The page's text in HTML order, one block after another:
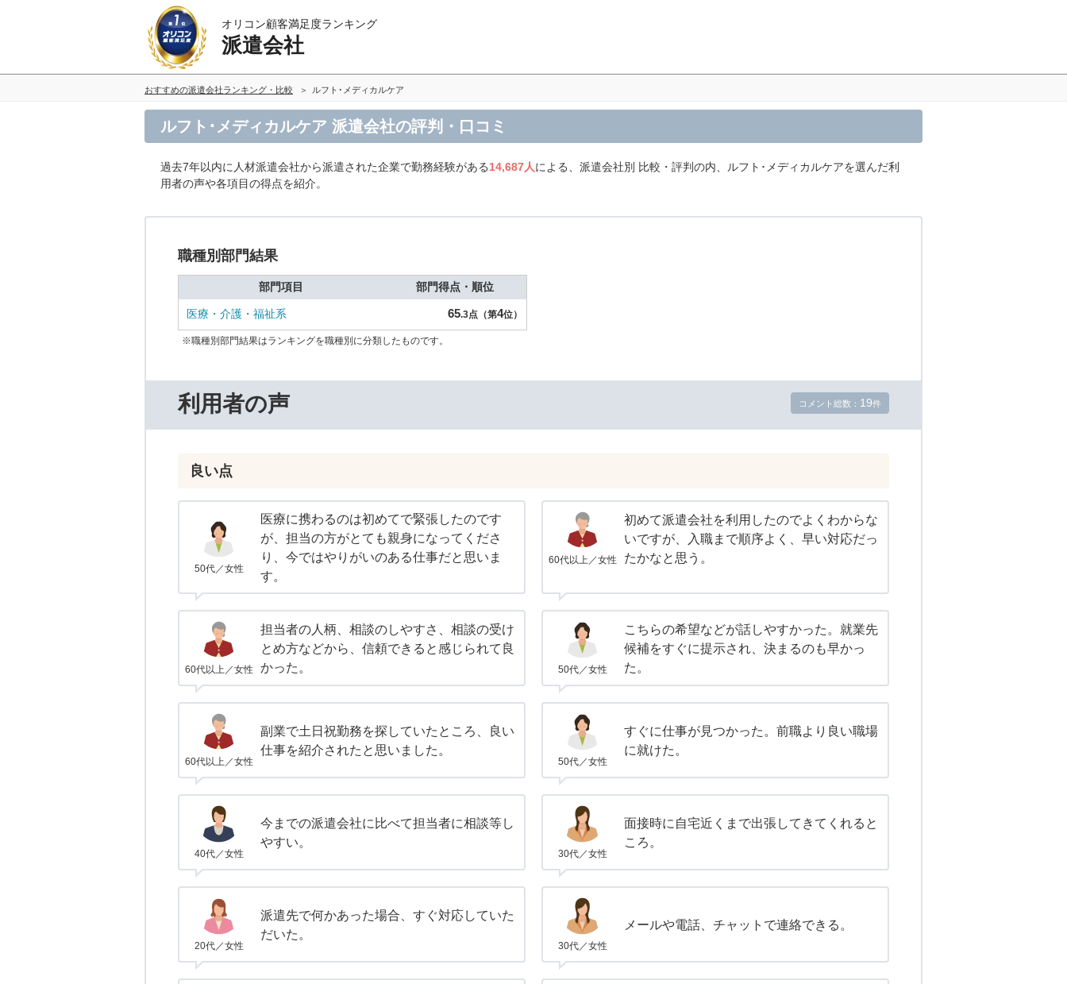
オリコン顧客満足度ランキング
派遣会社
おすすめの派遣会社ランキング・比較 ルフト･メディカルケア
ルフト･メディカルケア 派遣会社の評判・口コミ
過去7年以内に人材派遣会社から派遣された企業で勤務経験がある14,687人による、派遣会社別 比較・評判の内、ルフト･メディカルケアを選んだ利
用者の声や各項目の得点を紹介。
職種別部門結果
部門項目 部門得点・順位
医療・介護・福祉系 65.3点（第4位）
※職種別部門結果はランキングを職種別に分類したものです。
利用者の声 コメント総数： 19件
良い点
50代／女性
医療に携わるのは初めてで緊張したのです
が、担当の方がとても親身になってくださ
り、今ではやりがいのある仕事だと思いま
す。
60代以上／女性
初めて派遣会社を利用したのでよくわからな
いですが、入職まで順序よく、早い対応だっ
たかなと思う。
60代以上／女性
担当者の人柄、相談のしやすさ、相談の受け
とめ方などから、信頼できると感じられて良
かった。
50代／女性
こちらの希望などが話しやすかった。就業先
候補をすぐに提示され、決まるのも早かっ
た。
60代以上／女性
副業で土日祝勤務を探していたところ、良い
仕事を紹介されたと思いました。
50代／女性
すぐに仕事が見つかった。前職より良い職場
に就けた。
40代／女性
今までの派遣会社に比べて担当者に相談等し
やすい。
30代／女性
面接時に自宅近くまで出張してきてくれると
ころ。
20代／女性
派遣先で何かあった場合、すぐ対応していた
だいた。
30代／女性
メールや電話、チャットで連絡できる。